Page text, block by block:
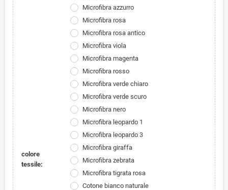
colore
tessile:
Microfibra azzurro
Microfibra rosa
Microfibra rosa antico
Microfibra viola
Microfibra magenta
Microfibra rosso
Microfibra verde chiaro
Microfibra verde scuro
Microfibra nero
Microfibra leopardo 1
Microfibra leopardo 3
Microfibra giraffa
Microfibra zebrata
Microfibra tigrata rosa
Cotone bianco naturale